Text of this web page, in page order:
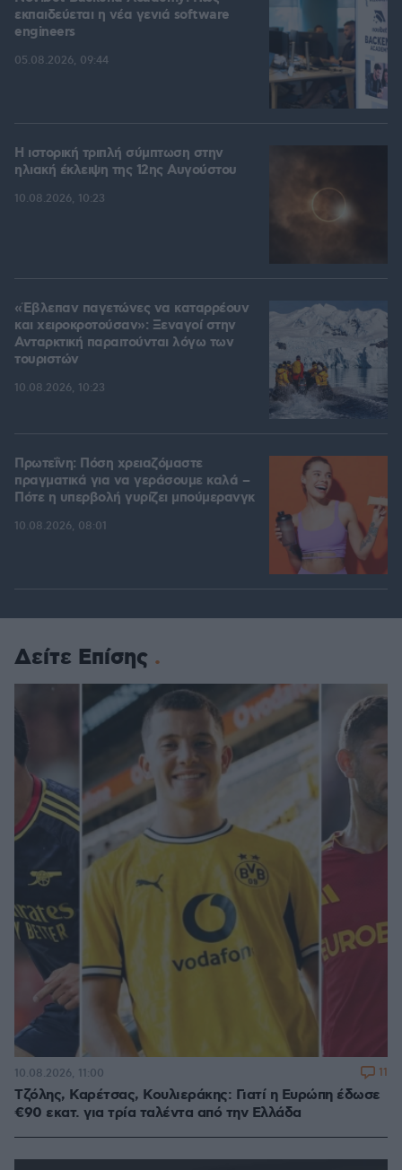
εκπαιδεύεται η νέα γενιά software
engineers
05.08.2026, 09:44
Η ιστορική τριπλή σύμπτωση στην
ηλιακή έκλειψη της 12ης Αυγούστου
10.08.2026, 10:23
«Έβλεπαν παγετώνες να καταρρέουν
και χειροκροτούσαν»: Ξεναγοί στην
Ανταρκτική παραιτούνται λόγω των
τουριστών
10.08.2026, 10:23
Πρωτεΐνη: Πόση χρειαζόμαστε
πραγματικά για να γεράσουμε καλά –
Πότε η υπερβολή γυρίζει μπούμερανγκ
10.08.2026, 08:01
Δείτε Επίσης
Τζόλης, Καρέτσας, Κουλιεράκης: Γιατί η Ευρώπη έδωσε
€90 εκατ. για τρία ταλέντα από την Ελλάδα
10.08.2026, 11:00 11